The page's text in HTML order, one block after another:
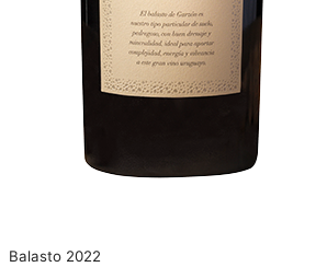
Balasto 2022